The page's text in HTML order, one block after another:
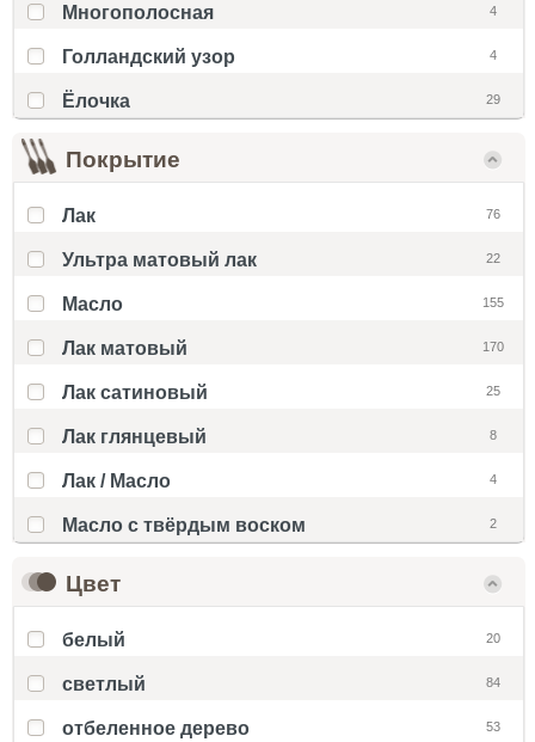
Многополосная 4
Голландский узор 4
Ёлочка 29
Покрытие
Лак 76
Ультра матовый лак 22
Масло 155
Лак матовый 170
Лак сатиновый 25
Лак глянцевый 8
Лак / Масло 4
Масло с твёрдым воском 2
Цвет
белый 20
светлый 84
отбеленное дерево 53